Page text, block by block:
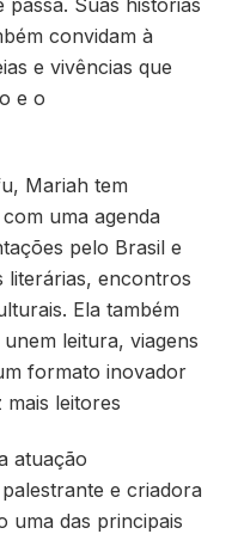
Suas histórias
convidam à
e vivências que
e o
Mariah tem
uma agenda
pelo Brasil e
literárias, encontros
Ela também
leitura, viagens
formato inovador
leitores
atuação
e criadora
uma das principais